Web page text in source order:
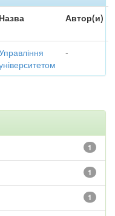
Назва Автор(и)
-
1
1
1